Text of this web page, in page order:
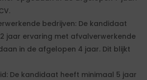
bedrijven: De kandidaat
jaar ervaring met afvalverwerkende
in de afgelopen 4 jaar. Dit blijkt
De kandidaat heeft minimaal 5 jaar